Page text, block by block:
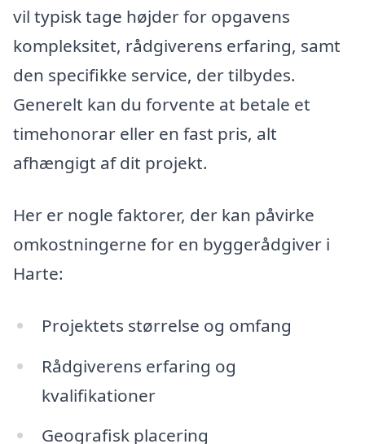
vil typisk tage højder for opgavens
kompleksitet, rådgiverens erfaring, samt
den specifikke service, der tilbydes.
Generelt kan du forvente at betale et
timehonorar eller en fast pris, alt
afhængigt af dit projekt.
Her er nogle faktorer, der kan påvirke
omkostningerne for en byggerådgiver i
Harte:
Projektets størrelse og omfang
Rådgiverens erfaring og
kvalifikationer
Geografisk placering